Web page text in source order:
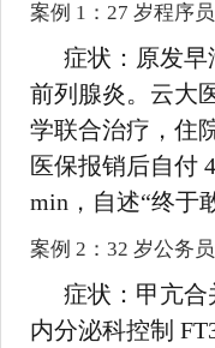
案例 1：27 岁程序
症状：原发早
前列腺炎。云大
学联合治疗，住
医保报销后自付
min，自述“终于
案例 2：32 岁公务
症状：甲亢合
内分泌科控制